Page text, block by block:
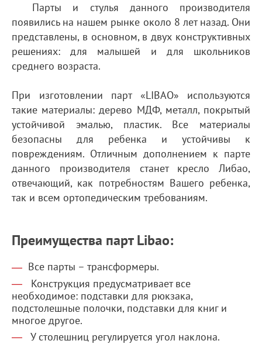
Парты и стулья данного производителя
появились на нашем рынке около 8 лет назад. Они
представлены, в основном, в двух конструктивных
решениях: для малышей и для школьников
среднего возраста.
При изготовлении парт «LIBAO» используются
такие материалы: дерево МДФ, металл, покрытый
устойчивой эмалью, пластик. Все материалы
безопасны для ребенка и устойчивы к
повреждениям. Отличным дополнением к парте
данного производителя станет кресло Либао,
отвечающий, как потребностям Вашего ребенка,
так и всем ортопедическим требованиям.
Преимущества парт Libao:
Все парты – трансформеры.
Конструкция предусматривает все
необходимое: подставки для рюкзака,
подстолешные полочки, подставки для книг и
многое другое.
У столешниц регулируется угол наклона.